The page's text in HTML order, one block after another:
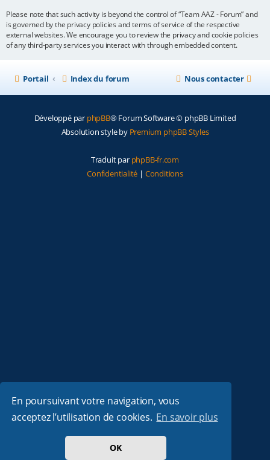
En poursuivant votre navigation, vous
acceptez l’utilisation de cookies. En savoir plus
OK
Please note that such activity is beyond the control of “Team AAZ - Forum” and
is governed by the privacy policies and terms of service of the respective
external websites. We encourage you to review the privacy and cookie policies
of any third-party services you interact with through embedded content.
Portail Index du forum Nous contacter
Développé par phpBB® Forum Software © phpBB Limited
Absolution style by Premium phpBB Styles
Traduit par phpBB-fr.com
Confidentialité | Conditions